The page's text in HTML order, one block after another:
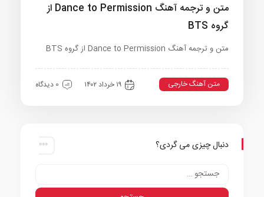
متن و ترجمه آهنگ Dance to Permission از
گروه BTS
متن و ترجمه آهنگ Dance to Permission از گروه BTS
متن آهنگ خارجی ۱۹ خرداد ۱۴۰۲ 0 دیدگاه
دنبال چیزی می گردی؟